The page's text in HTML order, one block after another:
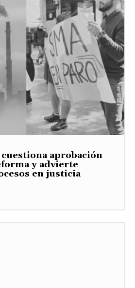
cuestiona aprobación
y advierte
en justicia